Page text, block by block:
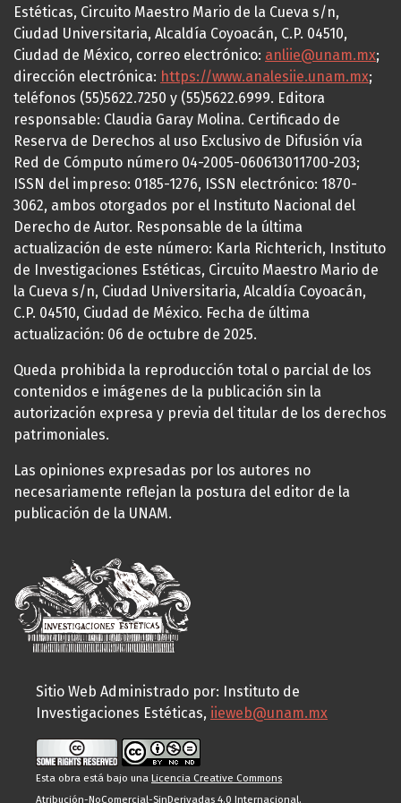
Estéticas, Circuito Maestro Mario de la Cueva s/n,
Ciudad Universitaria, Alcaldía Coyoacán, C.P. 04510,
Ciudad de México, correo electrónico: anliie@unam.mx;
dirección electrónica: https://www.analesiie.unam.mx;
teléfonos (55)5622.7250 y (55)5622.6999. Editora
responsable: Claudia Garay Molina. Certificado de
Reserva de Derechos al uso Exclusivo de Difusión vía
Red de Cómputo número 04-2005-060613011700-203;
ISSN del impreso: 0185-1276, ISSN electrónico: 1870-
3062, ambos otorgados por el Instituto Nacional del
Derecho de Autor. Responsable de la última
actualización de este número: Karla Richterich, Instituto
de Investigaciones Estéticas, Circuito Maestro Mario de
la Cueva s/n, Ciudad Universitaria, Alcaldía Coyoacán,
C.P. 04510, Ciudad de México. Fecha de última
actualización: 06 de octubre de 2025.
Queda prohibida la reproducción total o parcial de los
contenidos e imágenes de la publicación sin la
autorización expresa y previa del titular de los derechos
patrimoniales.
Las opiniones expresadas por los autores no
necesariamente reflejan la postura del editor de la
publicación de la UNAM.
Sitio Web Administrado por: Instituto de
Investigaciones Estéticas, iieweb@unam.mx
Esta obra está bajo una Licencia Creative Commons
Atribución-NoComercial-SinDerivadas 4.0 Internacional.